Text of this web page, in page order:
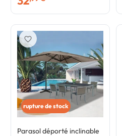
rupture de stock
Parasol déporté inclinable
favorite_border